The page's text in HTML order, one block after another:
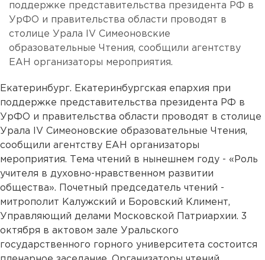
поддержке представительства президента РФ в
УрФО и правительства области проводят в
столице Урала IV Симеоновские
образовательные Чтения, сообщили агентству
ЕАН организаторы мероприятия.
Екатеринбург. Екатеринбургская епархия при
поддержке представительства президента РФ в
УрФО и правительства области проводят в столице
Урала IV Симеоновские образовательные Чтения,
сообщили агентству ЕАН организаторы
мероприятия. Тема чтений в нынешнем году - «Роль
учителя в духовно-нравственном развитии
общества». Почетный председатель чтений -
митрополит Калужский и Боровский Климент,
Управляющий делами Московской Патриархии. 3
октября в актовом зале Уральского
государственного горного университета состоится